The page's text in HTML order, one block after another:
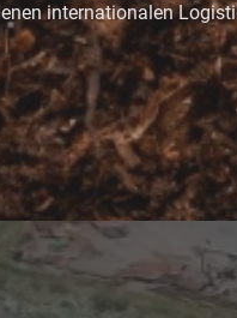
internationalen